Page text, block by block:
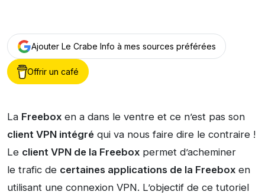
Ajouter Le Crabe Info à mes sources préférées
Offrir un café
La Freebox en a dans le ventre et ce n’est pas son
client VPN intégré qui va nous faire dire le contraire !
Le client VPN de la Freebox permet d’acheminer
le trafic de certaines applications de la Freebox en
utilisant une connexion VPN. L’objectif de ce tutoriel